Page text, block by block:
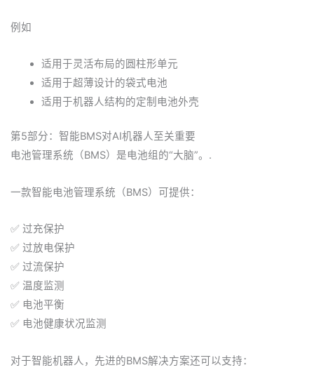
例如
适用于灵活布局的圆柱形单元
适用于超薄设计的袋式电池
适用于机器人结构的定制电池外壳
第5部分：智能BMS对AI机器人至关重要
电池管理系统（BMS）是电池组的“大脑”。.
一款智能电池管理系统（BMS）可提供：
✅ 过充保护
✅ 过放电保护
✅ 过流保护
✅ 温度监测
✅ 电池平衡
✅ 电池健康状况监测
对于智能机器人，先进的BMS解决方案还可以支持：